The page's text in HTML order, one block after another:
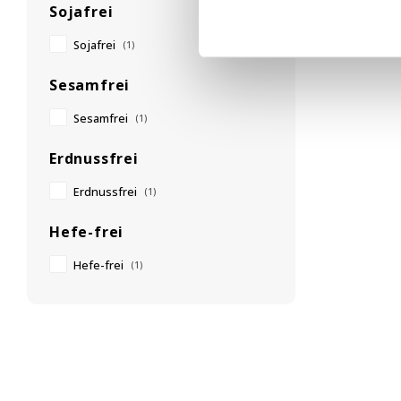
Sojafrei
Sojafrei (1)
Sesamfrei
Sesamfrei (1)
Erdnussfrei
Erdnussfrei (1)
Hefe-frei
Hefe-frei (1)